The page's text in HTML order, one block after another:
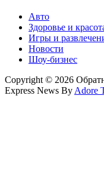
Авто
Здоровье и
Игры и
Новости
Шоу-бизнес
Copyright © 2026
Express News By Adore